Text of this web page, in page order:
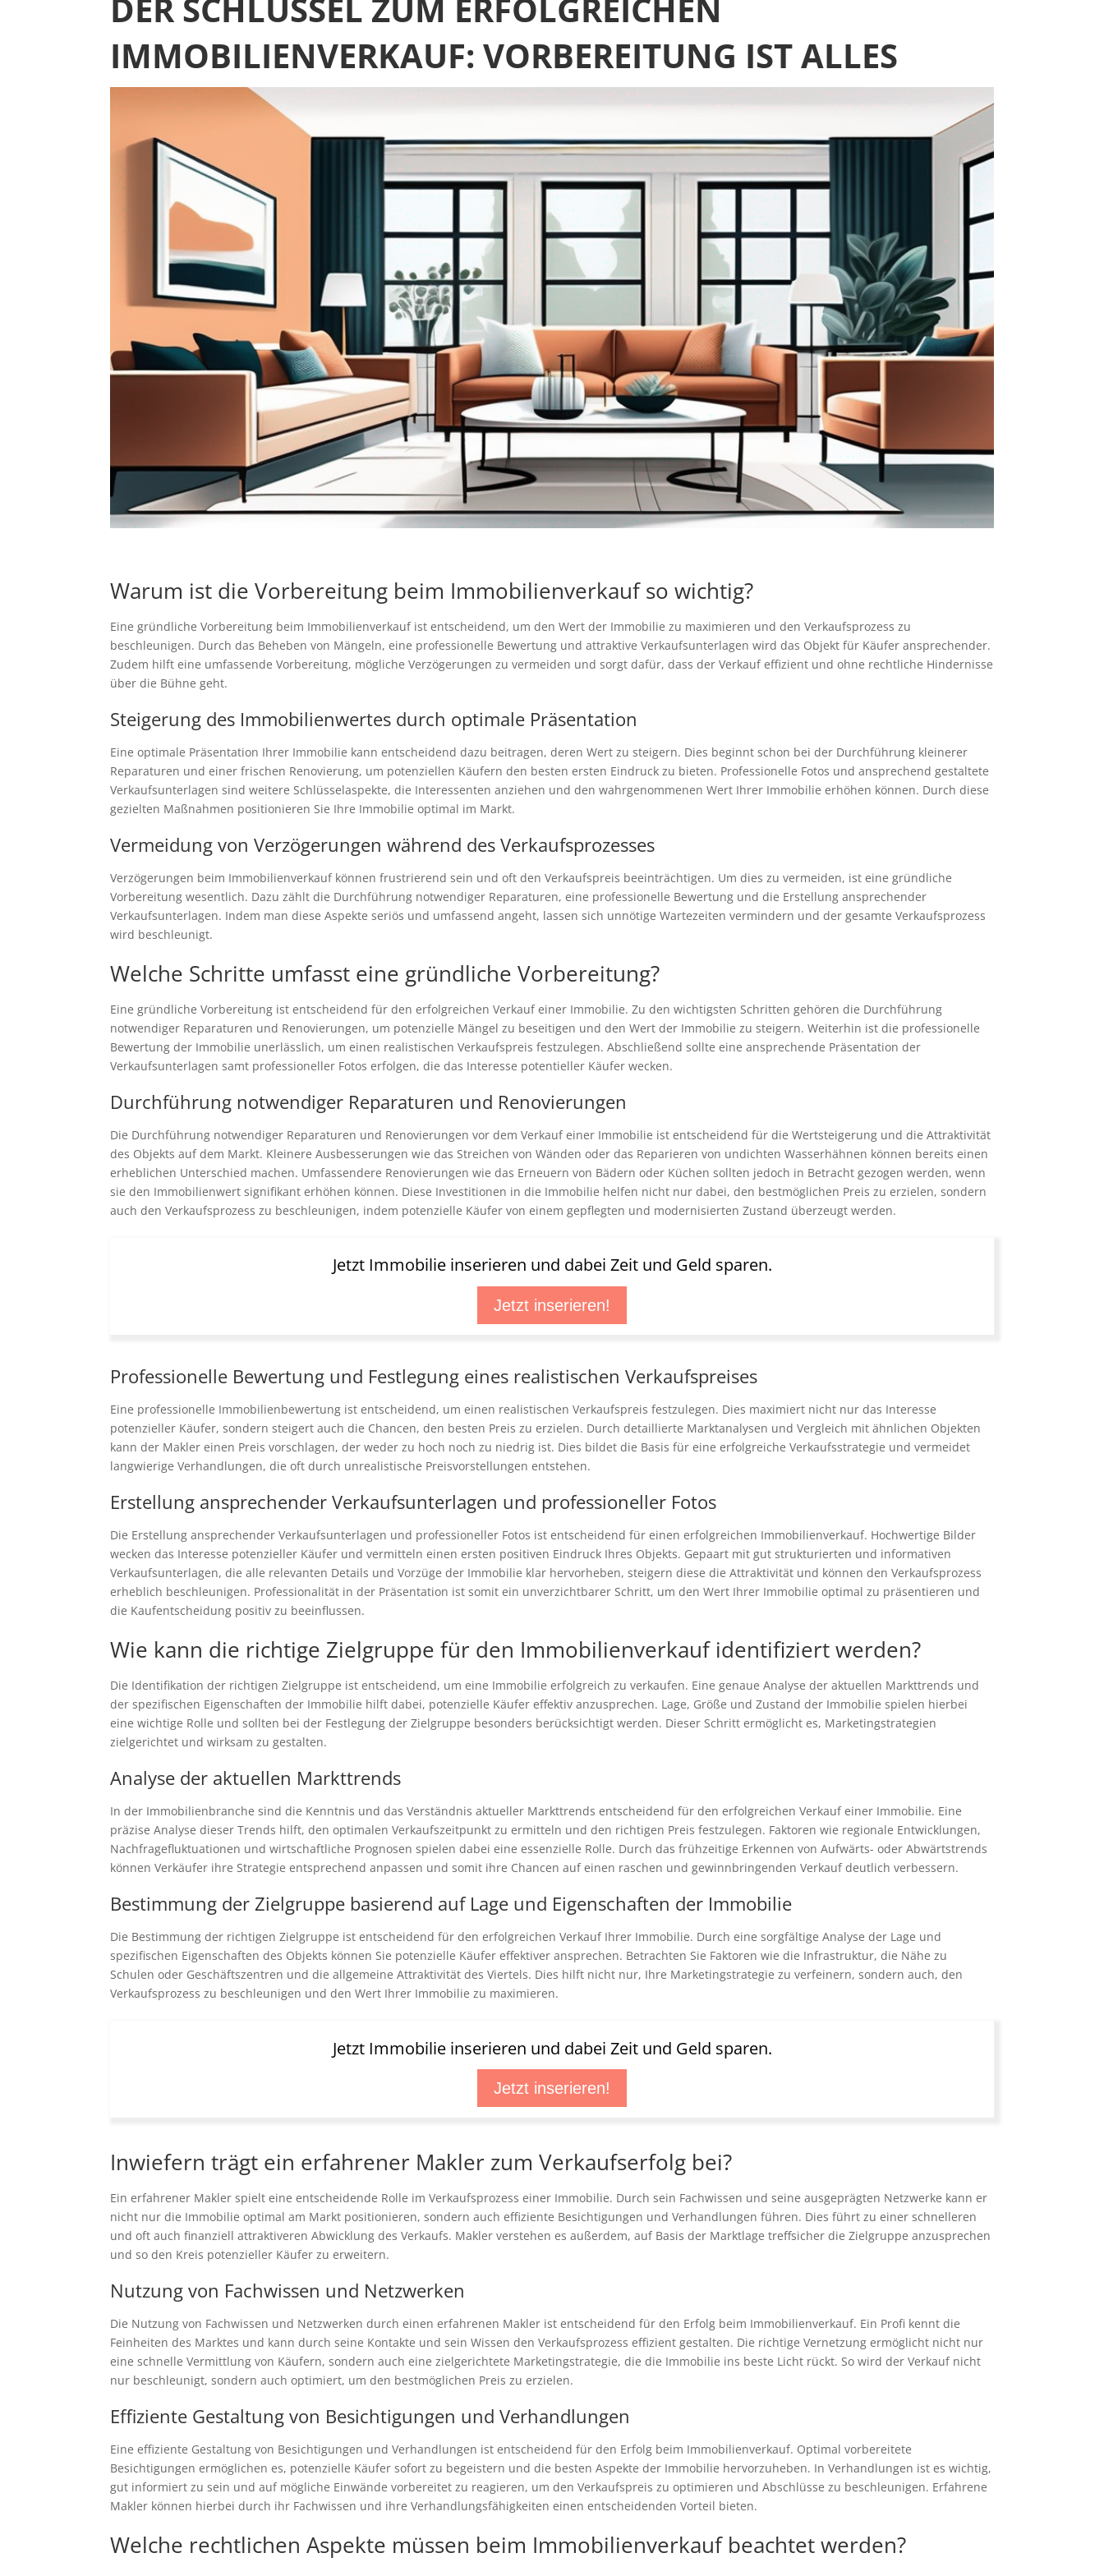
DER SCHLÜSSEL ZUM ERFOLGREICHEN
IMMOBILIENVERKAUF: VORBEREITUNG IST ALLES
Warum ist die Vorbereitung beim Immobilienverkauf so wichtig?
Eine gründliche Vorbereitung beim Immobilienverkauf ist entscheidend, um den Wert der Immobilie zu maximieren und den Verkaufsprozess zu
beschleunigen. Durch das Beheben von Mängeln, eine professionelle Bewertung und attraktive Verkaufsunterlagen wird das Objekt für Käufer ansprechender.
Zudem hilft eine umfassende Vorbereitung, mögliche Verzögerungen zu vermeiden und sorgt dafür, dass der Verkauf effizient und ohne rechtliche Hindernisse
über die Bühne geht.
Steigerung des Immobilienwertes durch optimale Präsentation
Eine optimale Präsentation Ihrer Immobilie kann entscheidend dazu beitragen, deren Wert zu steigern. Dies beginnt schon bei der Durchführung kleinerer
Reparaturen und einer frischen Renovierung, um potenziellen Käufern den besten ersten Eindruck zu bieten. Professionelle Fotos und ansprechend gestaltete
Verkaufsunterlagen sind weitere Schlüsselaspekte, die Interessenten anziehen und den wahrgenommenen Wert Ihrer Immobilie erhöhen können. Durch diese
gezielten Maßnahmen positionieren Sie Ihre Immobilie optimal im Markt.
Vermeidung von Verzögerungen während des Verkaufsprozesses
Verzögerungen beim Immobilienverkauf können frustrierend sein und oft den Verkaufspreis beeinträchtigen. Um dies zu vermeiden, ist eine gründliche
Vorbereitung wesentlich. Dazu zählt die Durchführung notwendiger Reparaturen, eine professionelle Bewertung und die Erstellung ansprechender
Verkaufsunterlagen. Indem man diese Aspekte seriös und umfassend angeht, lassen sich unnötige Wartezeiten vermindern und der gesamte Verkaufsprozess
wird beschleunigt.
Welche Schritte umfasst eine gründliche Vorbereitung?
Eine gründliche Vorbereitung ist entscheidend für den erfolgreichen Verkauf einer Immobilie. Zu den wichtigsten Schritten gehören die Durchführung
notwendiger Reparaturen und Renovierungen, um potenzielle Mängel zu beseitigen und den Wert der Immobilie zu steigern. Weiterhin ist die professionelle
Bewertung der Immobilie unerlässlich, um einen realistischen Verkaufspreis festzulegen. Abschließend sollte eine ansprechende Präsentation der
Verkaufsunterlagen samt professioneller Fotos erfolgen, die das Interesse potentieller Käufer wecken.
Durchführung notwendiger Reparaturen und Renovierungen
Die Durchführung notwendiger Reparaturen und Renovierungen vor dem Verkauf einer Immobilie ist entscheidend für die Wertsteigerung und die Attraktivität
des Objekts auf dem Markt. Kleinere Ausbesserungen wie das Streichen von Wänden oder das Reparieren von undichten Wasserhähnen können bereits einen
erheblichen Unterschied machen. Umfassendere Renovierungen wie das Erneuern von Bädern oder Küchen sollten jedoch in Betracht gezogen werden, wenn
sie den Immobilienwert signifikant erhöhen können. Diese Investitionen in die Immobilie helfen nicht nur dabei, den bestmöglichen Preis zu erzielen, sondern
auch den Verkaufsprozess zu beschleunigen, indem potenzielle Käufer von einem gepflegten und modernisierten Zustand überzeugt werden.
Jetzt Immobilie inserieren und dabei Zeit und Geld sparen.
Jetzt inserieren!
Professionelle Bewertung und Festlegung eines realistischen Verkaufspreises
Eine professionelle Immobilienbewertung ist entscheidend, um einen realistischen Verkaufspreis festzulegen. Dies maximiert nicht nur das Interesse
potenzieller Käufer, sondern steigert auch die Chancen, den besten Preis zu erzielen. Durch detaillierte Marktanalysen und Vergleich mit ähnlichen Objekten
kann der Makler einen Preis vorschlagen, der weder zu hoch noch zu niedrig ist. Dies bildet die Basis für eine erfolgreiche Verkaufsstrategie und vermeidet
langwierige Verhandlungen, die oft durch unrealistische Preisvorstellungen entstehen.
Erstellung ansprechender Verkaufsunterlagen und professioneller Fotos
Die Erstellung ansprechender Verkaufsunterlagen und professioneller Fotos ist entscheidend für einen erfolgreichen Immobilienverkauf. Hochwertige Bilder
wecken das Interesse potenzieller Käufer und vermitteln einen ersten positiven Eindruck Ihres Objekts. Gepaart mit gut strukturierten und informativen
Verkaufsunterlagen, die alle relevanten Details und Vorzüge der Immobilie klar hervorheben, steigern diese die Attraktivität und können den Verkaufsprozess
erheblich beschleunigen. Professionalität in der Präsentation ist somit ein unverzichtbarer Schritt, um den Wert Ihrer Immobilie optimal zu präsentieren und
die Kaufentscheidung positiv zu beeinflussen.
Wie kann die richtige Zielgruppe für den Immobilienverkauf identifiziert werden?
Die Identifikation der richtigen Zielgruppe ist entscheidend, um eine Immobilie erfolgreich zu verkaufen. Eine genaue Analyse der aktuellen Markttrends und
der spezifischen Eigenschaften der Immobilie hilft dabei, potenzielle Käufer effektiv anzusprechen. Lage, Größe und Zustand der Immobilie spielen hierbei
eine wichtige Rolle und sollten bei der Festlegung der Zielgruppe besonders berücksichtigt werden. Dieser Schritt ermöglicht es, Marketingstrategien
zielgerichtet und wirksam zu gestalten.
Analyse der aktuellen Markttrends
In der Immobilienbranche sind die Kenntnis und das Verständnis aktueller Markttrends entscheidend für den erfolgreichen Verkauf einer Immobilie. Eine
präzise Analyse dieser Trends hilft, den optimalen Verkaufszeitpunkt zu ermitteln und den richtigen Preis festzulegen. Faktoren wie regionale Entwicklungen,
Nachfragefluktuationen und wirtschaftliche Prognosen spielen dabei eine essenzielle Rolle. Durch das frühzeitige Erkennen von Aufwärts- oder Abwärtstrends
können Verkäufer ihre Strategie entsprechend anpassen und somit ihre Chancen auf einen raschen und gewinnbringenden Verkauf deutlich verbessern.
Bestimmung der Zielgruppe basierend auf Lage und Eigenschaften der Immobilie
Die Bestimmung der richtigen Zielgruppe ist entscheidend für den erfolgreichen Verkauf Ihrer Immobilie. Durch eine sorgfältige Analyse der Lage und
spezifischen Eigenschaften des Objekts können Sie potenzielle Käufer effektiver ansprechen. Betrachten Sie Faktoren wie die Infrastruktur, die Nähe zu
Schulen oder Geschäftszentren und die allgemeine Attraktivität des Viertels. Dies hilft nicht nur, Ihre Marketingstrategie zu verfeinern, sondern auch, den
Verkaufsprozess zu beschleunigen und den Wert Ihrer Immobilie zu maximieren.
Jetzt Immobilie inserieren und dabei Zeit und Geld sparen.
Jetzt inserieren!
Inwiefern trägt ein erfahrener Makler zum Verkaufserfolg bei?
Ein erfahrener Makler spielt eine entscheidende Rolle im Verkaufsprozess einer Immobilie. Durch sein Fachwissen und seine ausgeprägten Netzwerke kann er
nicht nur die Immobilie optimal am Markt positionieren, sondern auch effiziente Besichtigungen und Verhandlungen führen. Dies führt zu einer schnelleren
und oft auch finanziell attraktiveren Abwicklung des Verkaufs. Makler verstehen es außerdem, auf Basis der Marktlage treffsicher die Zielgruppe anzusprechen
und so den Kreis potenzieller Käufer zu erweitern.
Nutzung von Fachwissen und Netzwerken
Die Nutzung von Fachwissen und Netzwerken durch einen erfahrenen Makler ist entscheidend für den Erfolg beim Immobilienverkauf. Ein Profi kennt die
Feinheiten des Marktes und kann durch seine Kontakte und sein Wissen den Verkaufsprozess effizient gestalten. Die richtige Vernetzung ermöglicht nicht nur
eine schnelle Vermittlung von Käufern, sondern auch eine zielgerichtete Marketingstrategie, die die Immobilie ins beste Licht rückt. So wird der Verkauf nicht
nur beschleunigt, sondern auch optimiert, um den bestmöglichen Preis zu erzielen.
Effiziente Gestaltung von Besichtigungen und Verhandlungen
Eine effiziente Gestaltung von Besichtigungen und Verhandlungen ist entscheidend für den Erfolg beim Immobilienverkauf. Optimal vorbereitete
Besichtigungen ermöglichen es, potenzielle Käufer sofort zu begeistern und die besten Aspekte der Immobilie hervorzuheben. In Verhandlungen ist es wichtig,
gut informiert zu sein und auf mögliche Einwände vorbereitet zu reagieren, um den Verkaufspreis zu optimieren und Abschlüsse zu beschleunigen. Erfahrene
Makler können hierbei durch ihr Fachwissen und ihre Verhandlungsfähigkeiten einen entscheidenden Vorteil bieten.
Welche rechtlichen Aspekte müssen beim Immobilienverkauf beachtet werden?